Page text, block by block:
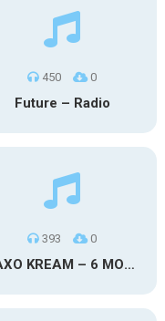
450 0
Future – Radio
393 0
MAXO KREAM – 6 MONTHS CLEAN